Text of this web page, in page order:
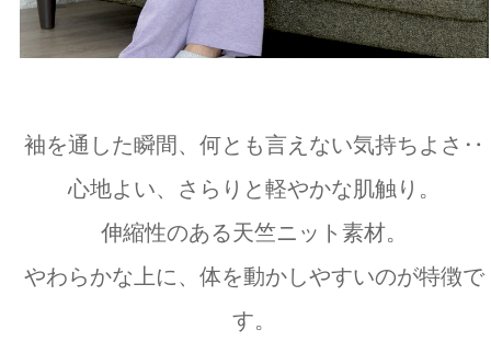
袖を通した瞬間、何とも言えない気持ちよさ‥
心地よい、さらりと軽やかな肌触り。
伸縮性のある天竺ニット素材。
やわらかな上に、体を動かしやすいのが特徴で
す。